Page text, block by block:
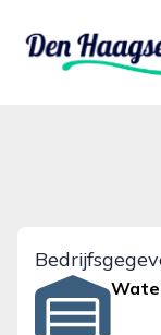
denhaagsegids.nl